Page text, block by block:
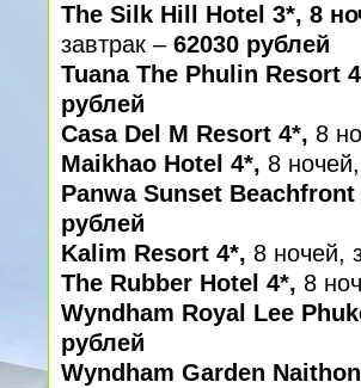
The Silk Hill Hotel 3*, 8
завтрак –62030 рублей
Tuana The Phulin Resort
рублей
Casa Del M Resort 4*, 8
Maikhao Hotel 4*, 8
Panwa Sunset Beachfront
рублей
Kalim Resort 4*, 8 ночей,
The Rubber Hotel 4*, 8
Wyndham Royal Lee
рублей
Wyndham Garden